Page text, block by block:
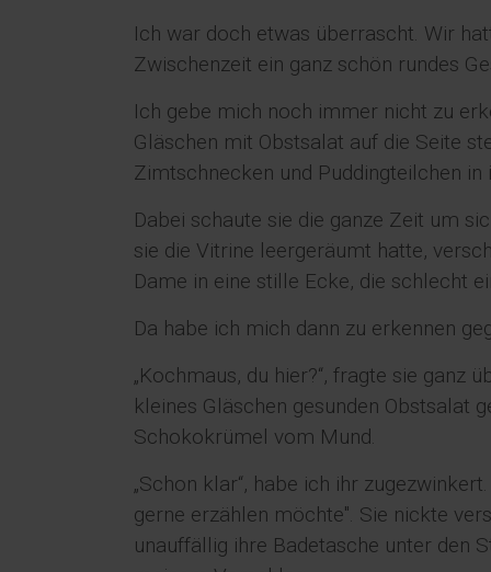
Ich war doch etwas überrascht. Wir
Zwischenzeit ein ganz schön rundes
Ich gebe mich noch immer nicht zu
Gläschen mit Obstsalat auf die Seite
Zimtschnecken und Puddingteilchen in
Dabei schaute sie die ganze Zeit um
sie die Vitrine leergeräumt hatte,
Dame in eine stille Ecke, die schlecht
Da habe ich mich dann zu erkennen
„Kochmaus, du hier?“, fragte sie ganz
kleines Gläschen gesunden Obstsalat
Schokokrümel vom Mund.
„Schon klar“, habe ich ihr
gerne erzählen möchte". Sie nickte
unauffällig ihre Badetasche unter den